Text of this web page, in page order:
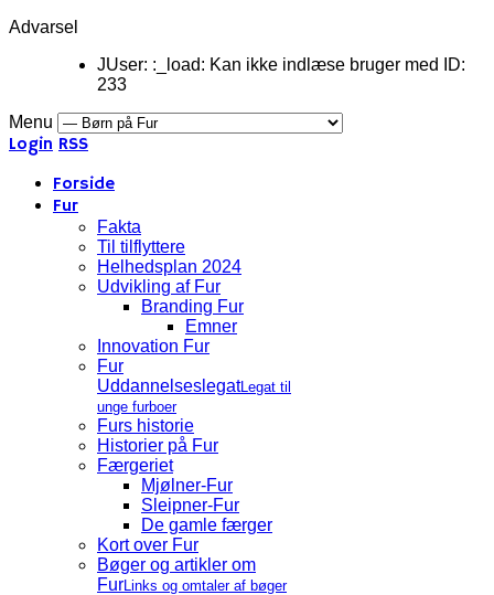
Advarsel
JUser: :_load: Kan ikke indlæse bruger med ID:
233
Menu
Login RSS
Forside
Fur
Fakta
Til tilflyttere
Helhedsplan 2024
Udvikling af Fur
Branding Fur
Emner
Innovation Fur
Fur
UddannelseslegatLegat til
unge furboer
Furs historie
Historier på Fur
Færgeriet
Mjølner-Fur
Sleipner-Fur
De gamle færger
Kort over Fur
Bøger og artikler om
FurLinks og omtaler af bøger